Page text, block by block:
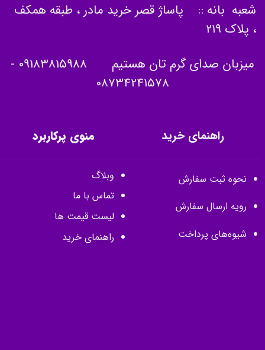
شعبه بانه :: پاساژ قصر خرید مادر ، طبقه همکف
، پلاک 219
میزبان صدای گرم تان هستیم 09183815988
-
08734241578
راهنمای خرید
نحوه ثبت سفارش
رویه ارسال سفارش
شیوه‌های پرداخت
منوی پرکاربرد
وبلاگ
تماس با ما
لیست قیمت ها
راهنمای خرید